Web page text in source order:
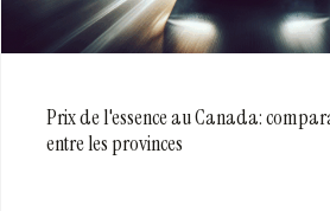
Prix de l'essence au Canada:
entre les provinces